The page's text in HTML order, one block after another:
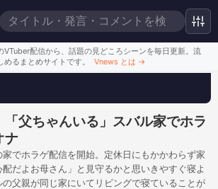
VTuber配信から、話題の見どころシーンを毎日更新。流
るまとめサイトです。
Vnews とは →
！？
いるから家に
「父ちゃんいる」スバル家でホラ
ナ
家でホラゲ配信を開始。定休日にもかかわらず家
だよお母さん」と見守るかと思いきやすぐ寝よ
父親が同じ家にいてリビングで寝ていることが